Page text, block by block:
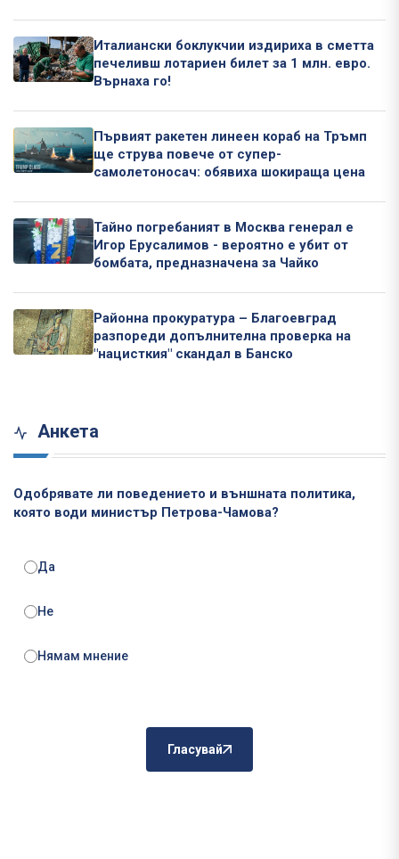
Италиански боклукчии издириха в сметта
печеливш лотариен билет за 1 млн. евро.
Върнаха го!
Първият ракетен линеен кораб на Тръмп
ще струва повече от супер-
самолетоносач: обявиха шокираща цена
Тайно погребаният в Москва генерал е
Игор Ерусалимов - вероятно е убит от
бомбата, предназначена за Чайко
Районна прокуратура – Благоевград
разпореди допълнителна проверка на
"нацисткия" скандал в Банско
Анкета
Одобрявате ли поведението и външната политика,
която води министър Петрова-Чамова?
Да
Не
Нямам мнение
Гласувай